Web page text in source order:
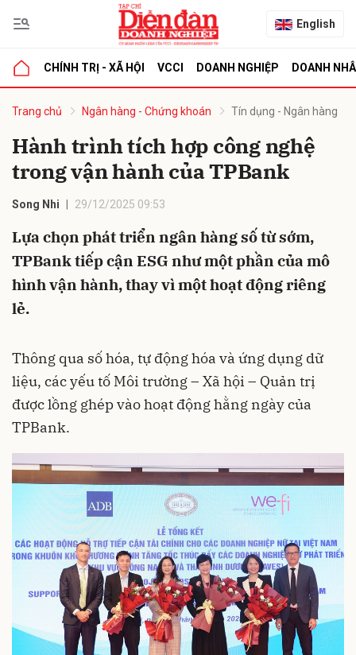
English
CHÍNH TRỊ - XÃ HỘI VCCI DOANH NGHIỆP DOANH
Trang chủ Ngân hàng - Chứng khoán Tín dụng - Ngân hàng
Hành trình tích hợp công nghệ
trong vận hành của TPBank
Song Nhi 29/12/2025 09:53
Lựa chọn phát triển ngân hàng số từ sớm,
TPBank tiếp cận ESG như một phần của mô
hình vận hành, thay vì một hoạt động riêng
lẻ.
Thông qua số hóa, tự động hóa và ứng dụng dữ
liệu, các yếu tố Môi trường – Xã hội – Quản trị
được lồng ghép vào hoạt động hằng ngày của
TPBank.
luận
Hủy